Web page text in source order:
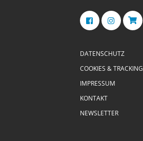
DATENSCHUTZ
COOKIES & TRACKING
IMPRESSUM
KONTAKT
NEWSLETTER